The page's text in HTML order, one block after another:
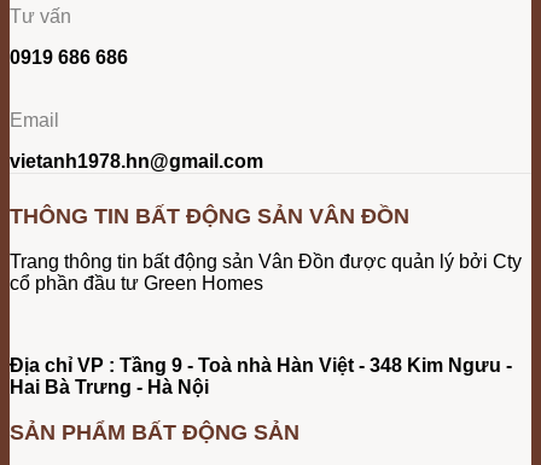
Tư vấn
0919 686 686
Email
vietanh1978.hn@gmail.com
THÔNG TIN BẤT ĐỘNG SẢN VÂN ĐỒN
Trang thông tin bất động sản Vân Đồn được quản lý bởi Cty
cổ phần đầu tư Green Homes
Địa chỉ VP : Tầng 9 - Toà nhà Hàn Việt - 348 Kim Ngưu -
Hai Bà Trưng - Hà Nội
SẢN PHẨM BẤT ĐỘNG SẢN